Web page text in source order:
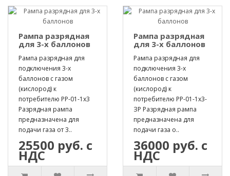
Рампа разрядная
для 3-х баллонов
Рампа разрядная для
подключения 3-х
баллонов с газом
(кислород) к
потребителю РР-01-1х3
Разрядная рампа
предназначена для
подачи газа от 3..
25500 руб. с
НДС
Рампа разрядная
для 3-х баллонов
Рампа разрядная для
подключения 3-х
баллонов с газом
(кислород) к
потребителю РР-01-1х3-
ЗР Разрядная рампа
предназначена для
подачи газа о..
36000 руб. с
НДС